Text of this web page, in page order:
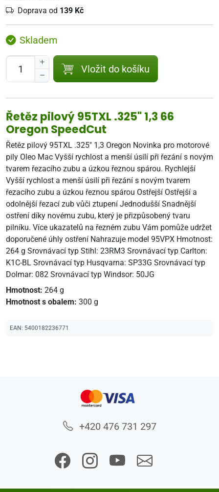
Doprava od 139 Kč
Skladem
Vložit do košíku
Řetěz pilový 95TXL .325" 1,3 66
Oregon SpeedCut
Řetěz pilový 95TXL .325" 1,3 Oregon Novinka pro motorové
pily Oleo Mac Vyšší rychlost a menší úsilí při řezání s novým
tvarem řezacího zubu a úzkou řeznou spárou. Rychlejší
Vyšší rychlost a menší úsilí při řezání s novým tvarem
řezacího zubu a úzkou řeznou spárou Ostřejší Ostřejší a
odolnější řezací zub vůči ztupení Jednodušší Snadnější
ostření díky novému zubu, který je přizpůsobený tvaru
pilníku. Více ukazatelů na řezném zubu Vám pomůže udržet
doporučené úhly ostření Nahrazuje model 95VPX Hmotnost:
264 g Srovnávací typ Stihl: 23RM3 Srovnávací typ Carlton:
K1C-BL Srovnávací typ Husqvarna: SP33G Srovnávací typ
Dolmar: 082 Srovnávací typ Windsor: 50JG
Hmotnost: 264 g
Hmotnost s obalem: 300 g
EAN: 5400182236771
+420 476 731 297